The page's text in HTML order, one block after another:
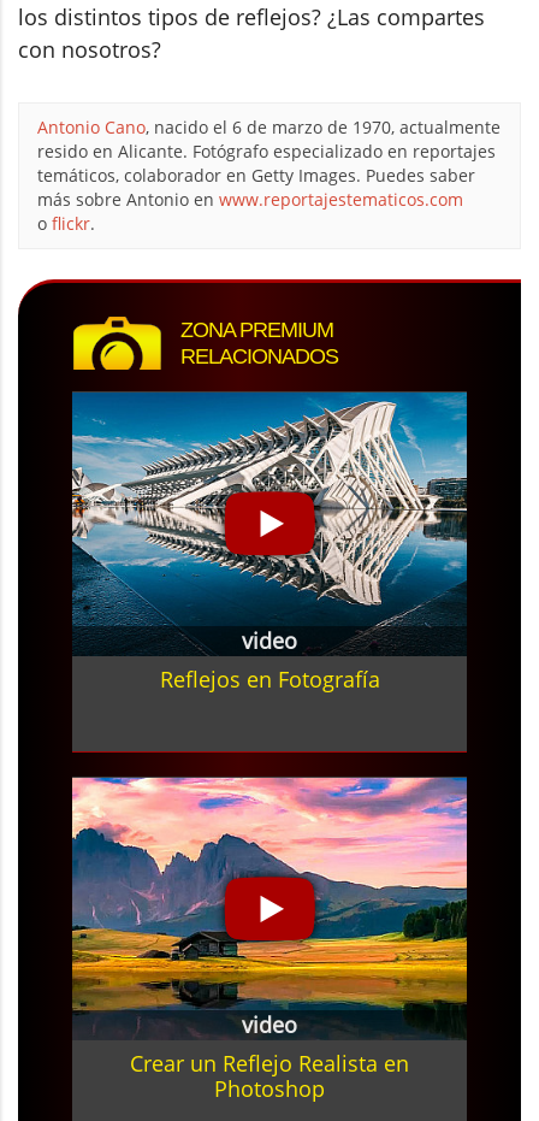
los distintos tipos de reflejos? ¿Las compartes
con nosotros?
Antonio Cano, nacido el 6 de marzo de 1970, actualmente
resido en Alicante. Fotógrafo especializado en reportajes
temáticos, colaborador en Getty Images. Puedes saber
más sobre Antonio en www.reportajestematicos.com
o flickr.
ZONA PREMIUM
RELACIONADOS
video
Reflejos en Fotografía
video
Crear un Reflejo Realista en
Photoshop